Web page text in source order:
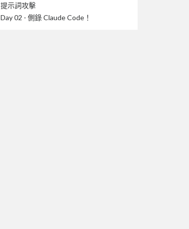
提示詞攻擊
Day 02 - 側錄 Claude Code！